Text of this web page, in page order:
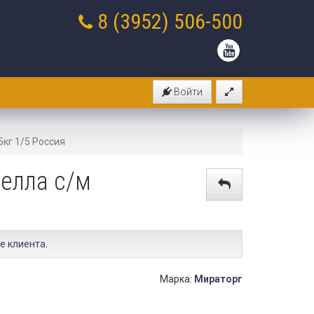
8 (3952) 506-500
Войти
1/5 Россия
с/м
клиента
Марка: Мираторг